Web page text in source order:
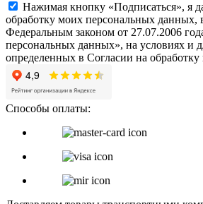
Нажимая кнопку «Подписаться», я
обработку моих персональных данных,
Федеральным законом от 27.07.2006
персональных данных», на условиях и
определенных в Согласии на
Способы оплаты: